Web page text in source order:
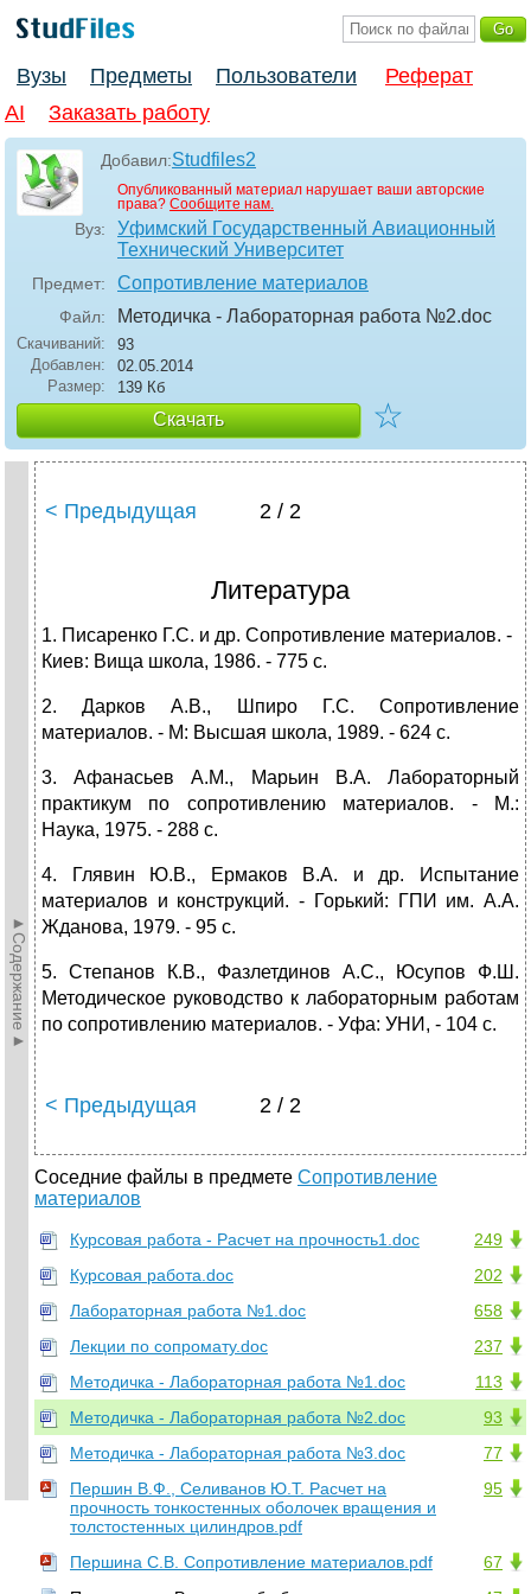
Вузы Предметы Пользователи
Реферат
AI
Заказать работу
Добавил:Studfiles2
Опубликованный материал нарушает ваши авторские
права? Сообщите нам.
Вуз:
Уфимский Государственный Авиационный
Технический Университет
Предмет: Сопротивление материалов
Файл: Методичка - Лабораторная работа №2.doc
Скачиваний:
93
Добавлен:
02.05.2014
Размер:
139 Кб
Скачать ☆
►Содержание►
< Предыдущая 2 / 2
Литература
1. Писаренко Г.С. и др. Сопротивление материалов. -
Киев: Вища школа, 1986. - 775 с.
2. Дарков А.В., Шпиро Г.С. Сопротивление
материалов. - М: Высшая школа, 1989. - 624 с.
3. Афанасьев А.М., Марьин В.А. Лабораторный
практикум по сопротивлению материалов. - М.:
Наука, 1975. - 288 с.
4. Глявин Ю.В., Ермаков В.А. и др. Испытание
материалов и конструкций. - Горький: ГПИ им. А.А.
Жданова, 1979. - 95 с.
5. Степанов К.В., Фазлетдинов А.С., Юсупов Ф.Ш.
Методическое руководство к лабораторным работам
по сопротивлению материалов. - Уфа: УНИ, - 104 с.
< Предыдущая 2 / 2
Соседние файлы в предмете Сопротивление
материалов
249
Курсовая работа - Расчет на прочность1.doc
202
Курсовая работа.doc
658
Лабораторная работа №1.doc
237
Лекции по сопромату.doc
113
Методичка - Лабораторная работа №1.doc
93
Методичка - Лабораторная работа №2.doc
77
Методичка - Лабораторная работа №3.doc
95
Першин В.Ф., Селиванов Ю.Т. Расчет на
прочность тонкостенных оболочек вращения и
толстостенных цилиндров.pdf
67
Першина С.В. Сопротивление материалов.pdf